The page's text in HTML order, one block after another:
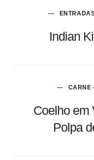
Indian
CARNE
Coelho em
Polpa